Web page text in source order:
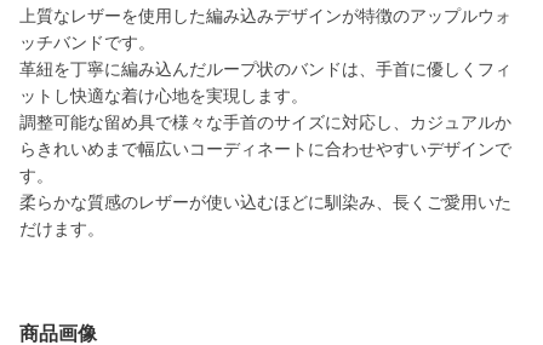
上質なレザーを使用した編み込みデザインが特徴のアップルウォ
ッチバンドです。
革紐を丁寧に編み込んだループ状のバンドは、手首に優しくフィ
ットし快適な着け心地を実現します。
調整可能な留め具で様々な手首のサイズに対応し、カジュアルか
らきれいめまで幅広いコーディネートに合わせやすいデザインで
す。
柔らかな質感のレザーが使い込むほどに馴染み、長くご愛用いた
だけます。
商品画像